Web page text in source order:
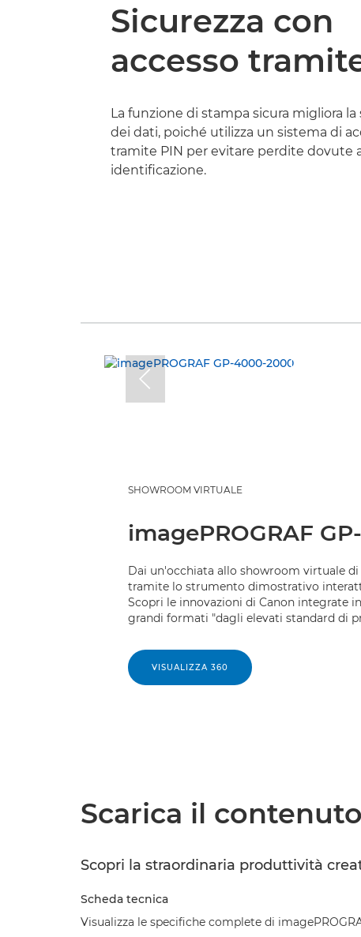
Sicurezza con
accesso
La funzione di stampa sicura migliora la
dei dati, poiché utilizza un sistema di
tramite PIN per evitare perdite dovute
identificazione.
SHOWROOM VIRTUALE
imagePROGRAF
Dai un'occhiata allo showroom virtuale di
tramite lo strumento dimostrativo
Scopri le innovazioni di Canon integrate
grandi formati "dagli elevati standard di
VISUALIZZA 360
Scarica il contenuto
Scopri la straordinaria produttività
Scheda tecnica
Visualizza le specifiche complete di